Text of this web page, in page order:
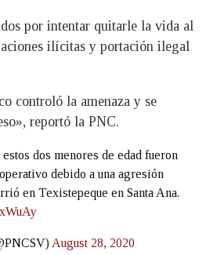
por intentar quitarle la vida al
ilícitas y portación ilegal
controló la amenaza y se
reportó la PNC.
dos menores de edad fueron
debido a una agresión
en Texistepeque en Santa Ana.
August 28, 2020